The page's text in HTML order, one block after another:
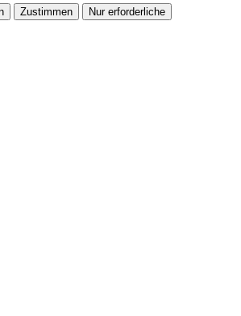
Zustimmen Nur erforderliche